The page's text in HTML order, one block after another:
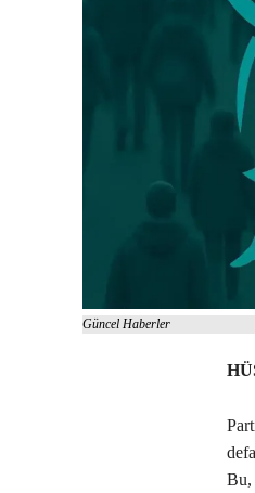
Güncel Haberler
Bu,